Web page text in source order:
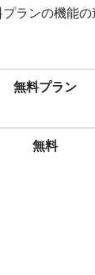
ランの機能
無料プラン
無料